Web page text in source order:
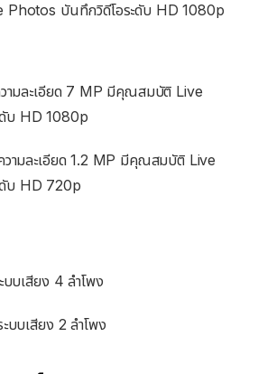
บันทึกวิดีโอระดับ HD 1080p
ามละเอียด 7 MP มีคุณสมบัติ Live
บ HD 1080p
วามละเอียด 1.2 MP มีคุณสมบัติ Live
บ HD 720p
บบเสียง 4 ลำโพง
ะบบเสียง 2 ลำโพง